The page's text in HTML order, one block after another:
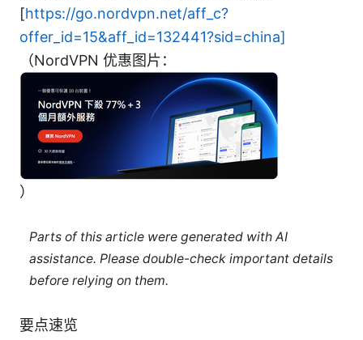
[https://go.nordvpn.net/aff_c?
offer_id=15&aff_id=132441?sid=china]
（NordVPN 优惠图片：
）
Parts of this article were generated with AI
assistance. Please double-check important details
before relying on them.
要点速览